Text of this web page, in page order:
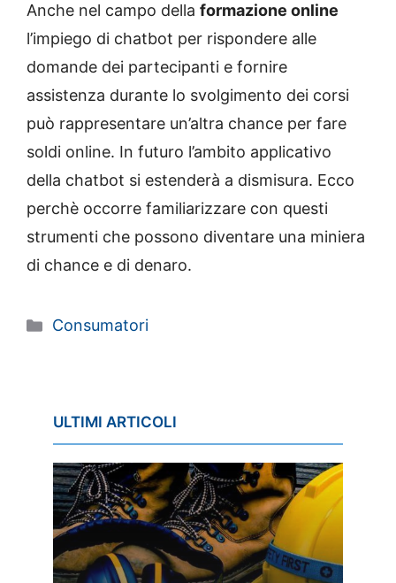
Anche nel campo della formazione online
l’impiego di chatbot per rispondere alle
domande dei partecipanti e fornire
assistenza durante lo svolgimento dei corsi
può rappresentare un’altra chance per fare
soldi online. In futuro l’ambito applicativo
della chatbot si estenderà a dismisura. Ecco
perchè occorre familiarizzare con questi
strumenti che possono diventare una miniera
di chance e di denaro.
Categorie
Consumatori
ULTIMI ARTICOLI